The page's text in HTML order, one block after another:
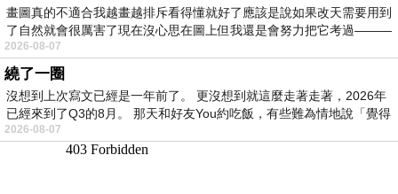
畫圖真的不適合我越畫越排斥看得懂就好了應該是說如果改天需要用到
了自然就會很厲害了現在沒心思在圖上但我還是會努力把它考過———
2026-08-07
繞了一圈
沒想到上次寫文已經是一年前了。 更沒想到就這麼走著走著，2026年
已經來到了Q3的8月。 那天和好友You約吃飯，有些難為情地說「覺得
2026-08-07